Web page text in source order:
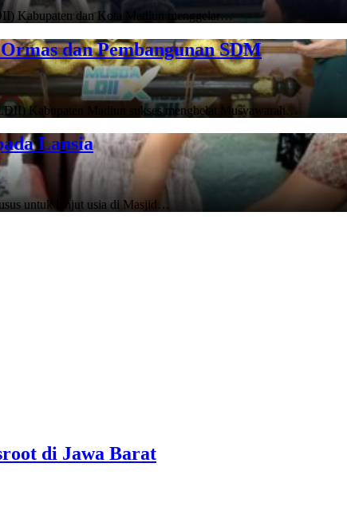
Kabupaten dan Kota Madiun menggelar…
dan Pembangunan SDM
Kabupaten Madiun sukses menghelat Musyawarah…
Lansia
untuk lanjut usia di Masjid…
di Jawa Barat